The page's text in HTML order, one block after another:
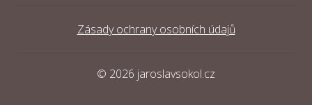
Zásady ochrany osobních údajů
© 2026 jaroslavsokol.cz